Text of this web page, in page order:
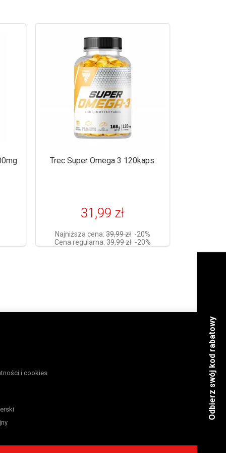
Trec Super Omega 3 120kaps.
31,99 zł
Najniższa cena: 39,99 zł -20%
Cena regularna: 39,99 zł -20%
i cookies